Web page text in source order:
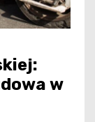
w